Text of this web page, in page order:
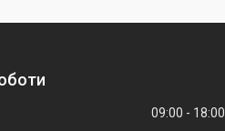
09:00
18:00